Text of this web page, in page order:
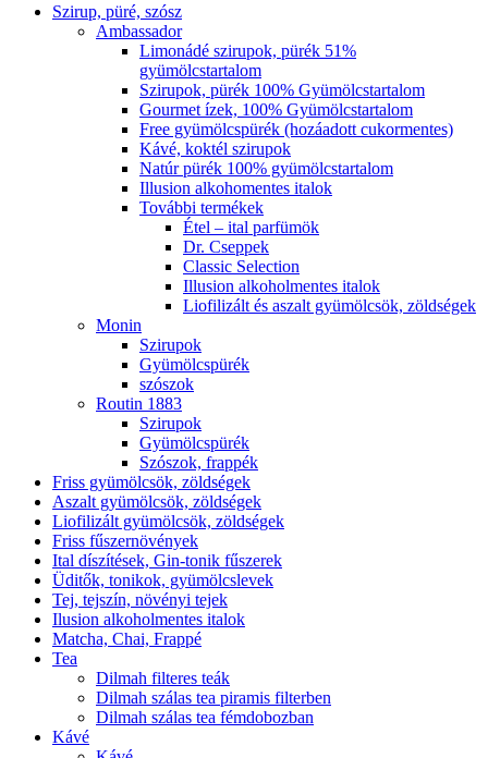
Szirup, püré, szósz
Ambassador
Limonádé szirupok, pürék 51%
gyümölcstartalom
Szirupok, pürék 100% Gyümölcstartalom
Gourmet ízek, 100% Gyümölcstartalom
Free gyümölcspürék (hozáadott cukormentes)
Kávé, koktél szirupok
Natúr pürék 100% gyümölcstartalom
Illusion alkohomentes italok
További termékek
Étel – ital parfümök
Dr. Cseppek
Classic Selection
Illusion alkoholmentes italok
Liofilizált és aszalt gyümölcsök, zöldségek
Monin
Szirupok
Gyümölcspürék
szószok
Routin 1883
Szirupok
Gyümölcspürék
Szószok, frappék
Friss gyümölcsök, zöldségek
Aszalt gyümölcsök, zöldségek
Liofilizált gyümölcsök, zöldségek
Friss fűszernövények
Ital díszítések, Gin-tonik fűszerek
Üditők, tonikok, gyümölcslevek
Tej, tejszín, növényi tejek
Ilusion alkoholmentes italok
Matcha, Chai, Frappé
Tea
Dilmah filteres teák
Dilmah szálas tea piramis filterben
Dilmah szálas tea fémdobozban
Kávé